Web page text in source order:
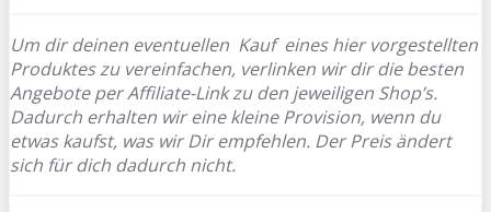
Um dir deinen eventuellen Kauf eines hier vorgestellten
Produktes zu vereinfachen, verlinken wir dir die besten
Angebote per Affiliate-Link zu den jeweiligen Shop’s.
Dadurch erhalten wir eine kleine Provision, wenn du
etwas kaufst, was wir Dir empfehlen. Der Preis ändert
sich für dich dadurch nicht.